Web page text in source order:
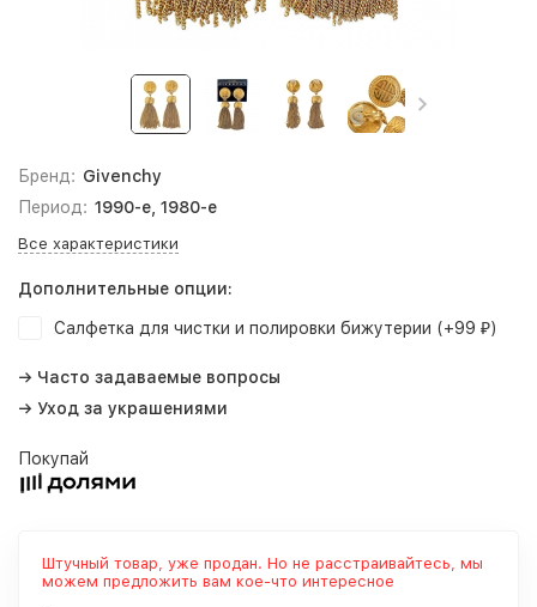
Бренд: Givenchy
Период: 1990-е, 1980-е
Все характеристики
Дополнительные опции:
Салфетка для чистки и полировки бижутерии (+99 ₽)
→ Часто задаваемые вопросы
→ Уход за украшениями
Покупай
Штучный товар, уже продан. Но не расстраивайтесь, мы
можем предложить вам кое-что интересное